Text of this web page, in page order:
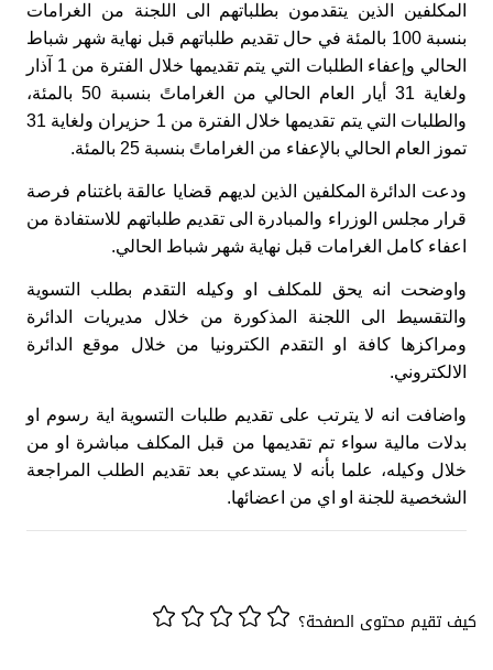
المكلفين الذين يتقدمون بطلباتهم الى ‏اللجنة من ‏الغرامات
بنسبة 100 بالمئة في حال تقديم طلباتهم قبل نهاية شهر ‏شباط
الحالي وإعفاء ‏الطلبات التي يتم تقديمها خلال ‏الفترة من 1 آذار
ولغاية 31 أيار العام الحالي من ‏الغراماتً بنسبة 50 بالمئة،
والطلبات التي ‏يتم تقديمها خلال الفترة من 1 حزيران ولغاية ‏‏31
تموز العام الحالي بالإعفاء من الغراماتً ‏بنسبة ‏‏25 بالمئة
.
‏ودعت الدائرة المكلفين الذين لديهم قضايا عالقة باغتنام ‏فرصة
قرار مجلس الوزراء والمبادرة الى تقديم طلباتهم للاستفادة من
اعفاء ‏كامل ‏الغرامات قبل نهاية شهر شباط الحالي.‏
واوضحت انه يحق للمكلف او وكيله التقدم بطلب التسوية
والتقسيط الى اللجنة المذكورة من خلال مديريات الدائرة
ومراكزها كافة او التقدم الكترونيا من خلال موقع الدائرة
الالكتروني.
واضافت انه لا يترتب على تقديم طلبات التسوية اية رسوم او
بدلات مالية سواء تم تقديمها من قبل المكلف مباشرة او من
خلال وكيله، علما بأنه لا يستدعي بعد تقديم الطلب المراجعة
الشخصية للجنة او اي من اعضائها.
كيف تقيم محتوى الصفحة؟